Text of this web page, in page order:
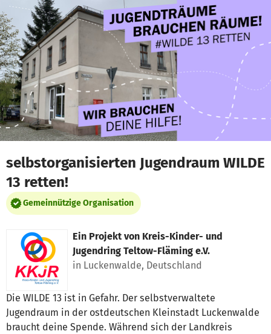
Zum Hauptinhalt springen
Erklärung zur Barrierefreiheit anzeigen
selbstorganisierten Jugendraum WILDE
13 retten!
Gemeinnützige Organisation
Ein Projekt von Kreis-Kinder- und
Jugendring Teltow-Fläming e.V.
in Luckenwalde, Deutschland
Die WILDE 13 ist in Gefahr. Der selbstverwaltete
Jugendraum in der ostdeutschen Kleinstadt Luckenwalde
braucht deine Spende. Während sich der Landkreis